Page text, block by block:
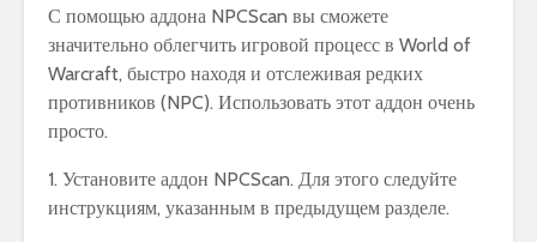
С помощью аддона NPCScan вы сможете
значительно облегчить игровой процесс в World of
Warcraft, быстро находя и отслеживая редких
противников (NPC). Использовать этот аддон очень
просто.
1. Установите аддон NPCScan. Для этого следуйте
инструкциям, указанным в предыдущем разделе.